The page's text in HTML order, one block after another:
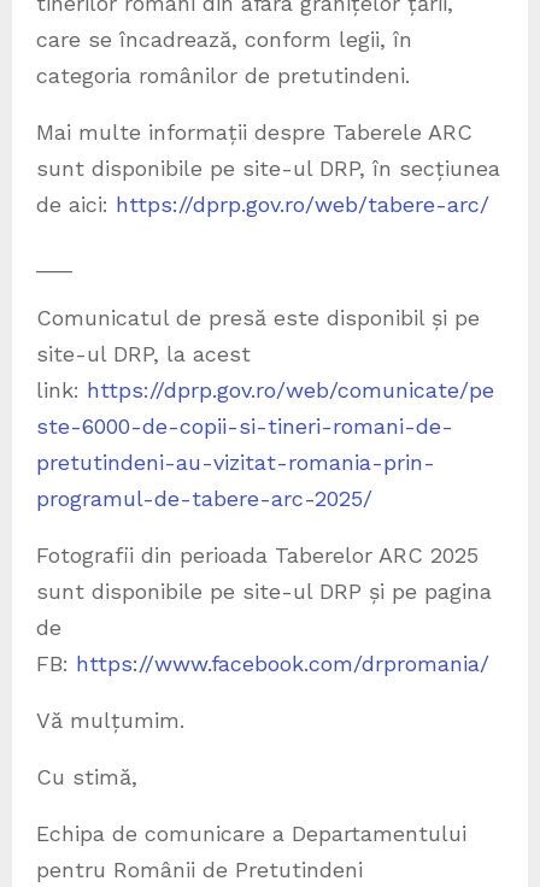
care se încadrează, conform legii, în
categoria românilor de pretutindeni.
Mai multe informații despre Taberele ARC
sunt disponibile pe site-ul DRP, în secțiunea
de aici: https://dprp.gov.ro/web/tabere-arc/
Comunicatul de presă este disponibil și pe
site-ul DRP, la acest
link: https://dprp.gov.ro/web/comunicate/pe
ste-6000-de-copii-si-tineri-romani-de-
pretutindeni-au-vizitat-romania-prin-
programul-de-tabere-arc-2025/
Fotografii din perioada Taberelor ARC 2025
sunt disponibile pe site-ul DRP și pe pagina
de
FB: https://www.facebook.com/drpromania/
Vă mulțumim.
Cu stimă,
Echipa de comunicare a Departamentului
pentru Românii de Pretutindeni